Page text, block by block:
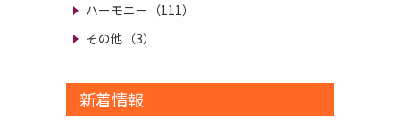
ハーモニー（111）
その他（3）
新着情報